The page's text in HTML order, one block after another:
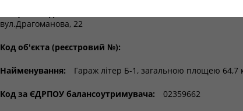
вул.Драгоманова, 22
Код об'єкта (реєстровий №):
Найменування: Гараж літер Б-1, загальною площею 64,7
Код за ЄДРПОУ балансоутримувача: 02359662